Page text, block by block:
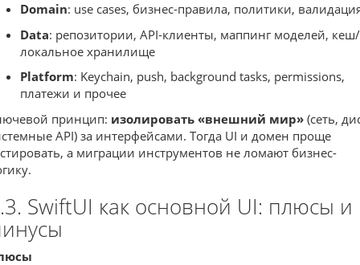
Domain: use cases, бизнес-правила, политики,
Data: репозитории, API-клиенты, маппинг моделей, кеш/
локальное хранилище
Platform: Keychain, push, background tasks, permissions,
платежи и прочее
принцип: изолировать «внешний мир» (сеть,
API) за интерфейсами. Тогда UI и домен проще
а миграции инструментов не ломают бизнес-
SwiftUI как основной UI: плюсы и